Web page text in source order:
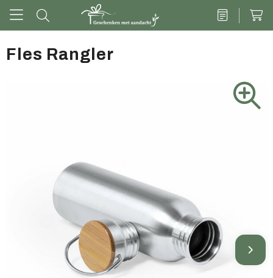
Vrije tijd & outdoor
Zoete cadeaus
Groen geschenk
Fles Rangler